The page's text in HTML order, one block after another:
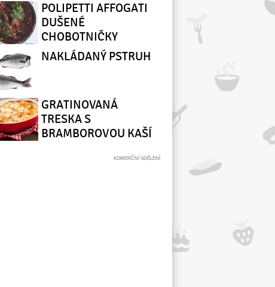
POLIPETTI AFFOGATI
DUŠENÉ
CHOBOTNIČKY
NAKLÁDANÝ PSTRUH
GRATINOVANÁ
TRESKA S
BRAMBOROVOU KAŠÍ